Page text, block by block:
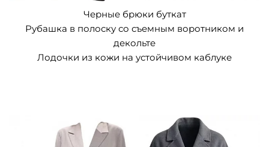
Черные брюки буткат
Рубашка в полоску со съемным воротником и
декольте
Лодочки из кожи на устойчивом каблуке